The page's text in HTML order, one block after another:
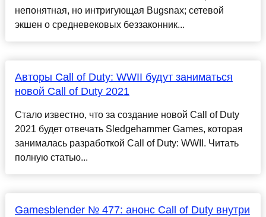
непонятная, но интригующая Bugsnax; сетевой
экшен о средневековых беззаконник...
Авторы Call of Duty: WWII будут заниматься
новой Call of Duty 2021
Стало известно, что за создание новой Call of Duty
2021 будет отвечать Sledgehammer Games, которая
занималась разработкой Call of Duty: WWII. Читать
полную статью...
Gamesblender № 477: анонс Call of Duty внутри